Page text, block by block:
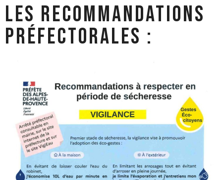
Les recommandations
préfectorales :